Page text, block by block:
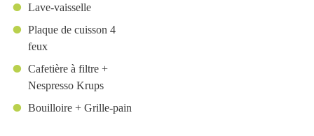
Lave-vaisselle
Plaque de cuisson 4
feux
Cafetière à filtre +
Nespresso Krups
Bouilloire + Grille-pain